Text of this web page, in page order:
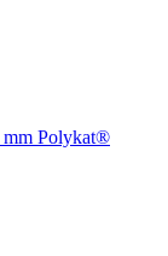
mm Polykat®